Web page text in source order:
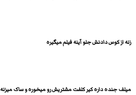
زنه از کوس دادنش جلو آینه فیلم میگیره
میلف جنده داره کیر کلفت مشتریش رو میخوره و ساک میزنه